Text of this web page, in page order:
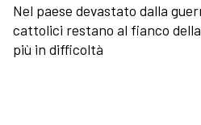
Nel paese devastato dalla
cattolici restano al fianco
più in difficoltà